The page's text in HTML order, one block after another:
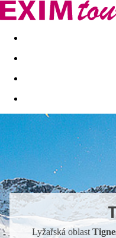
Akční nabídky Last
Lyžařská oblast